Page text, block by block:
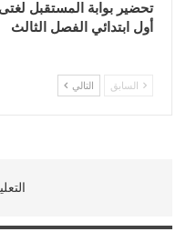
تحضير بوابة المستقبل لغتى
أول ابتدائي الفصل الثالث
السابق التالي